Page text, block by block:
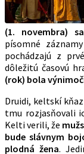
(1. novembra)
písomné
pochádzajú z
dôležitú časovú
(rok) bola
Druidi, keltskí
tmu rozjasňovali
Kelti verili, že
bude slávnym
plodná žena.